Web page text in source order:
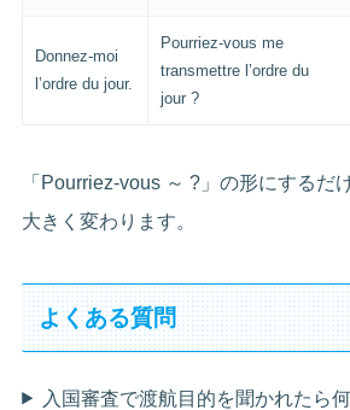
Donnez-moi
l’ordre du jour.
Pourriez-vous me
transmettre l’ordre du
jour ?
「Pourriez-vous ～ ?」の形にするだ
大きく変わります。
よくある質問
入国審査で渡航目的を聞かれたら